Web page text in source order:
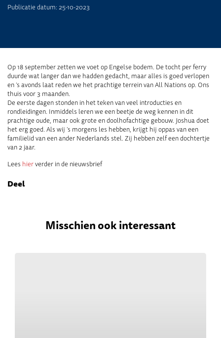
Publicatie datum: 25-10-2023
Op 18 september zetten we voet op Engelse bodem. De tocht per ferry
duurde wat langer dan we hadden gedacht, maar alles is goed verlopen
en ’s avonds laat reden we het prachtige terrein van All Nations op. Ons
thuis voor 3 maanden.
De eerste dagen stonden in het teken van veel introducties en
rondleidingen. Inmiddels leren we een beetje de weg kennen in dit
prachtige oude, maar ook grote en doolhofachtige gebouw. Joshua doet
het erg goed. Als wij ’s morgens les hebben, krijgt hij oppas van een
familielid van een ander Nederlands stel. Zij hebben zelf een dochtertje
van 2 jaar.
Lees hierverder in de nieuwsbrief
Deel
Misschien ook interessant